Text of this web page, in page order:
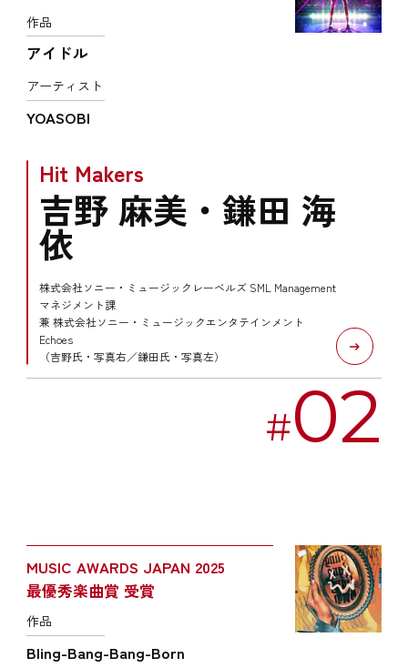
作品
アイドル
アーティスト
YOASOBI
Hit Makers
吉野 麻美・鎌田 海
依
株式会社ソニー・ミュージックレーベルズ SML Management
マネジメント課
兼 株式会社ソニー・ミュージックエンタテインメント
Echoes
（吉野氏・写真右／鎌田氏・写真左）
#02
MUSIC AWARDS JAPAN 2025
最優秀楽曲賞 受賞
作品
Bling-Bang-Bang-Born